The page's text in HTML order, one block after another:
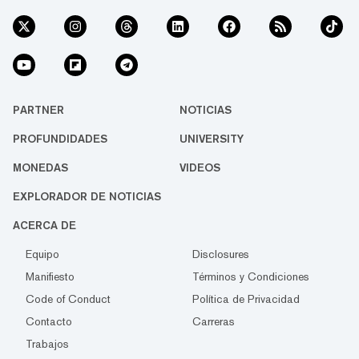
PARTNER NOTICIAS
PROFUNDIDADES UNIVERSITY
MONEDAS VIDEOS
EXPLORADOR DE NOTICIAS
ACERCA DE
Equipo
Disclosures
Manifiesto
Términos y Condiciones
Code of Conduct
Política de Privacidad
Contacto
Carreras
Trabajos